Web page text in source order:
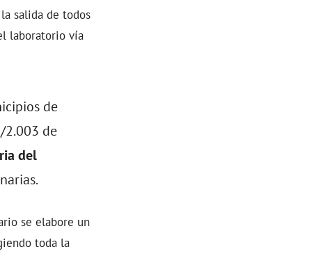
salida de todos
laboratorio vía
de
2.003 de
del
se elabore un
toda la